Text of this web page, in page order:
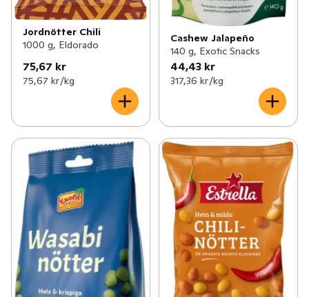
Jordnötter Chili
1000 g, Eldorado
75,67 kr
75,67 kr /kg
Cashew Jalapeño
140 g, Exotic Snacks
44,43 kr
317,36 kr /kg